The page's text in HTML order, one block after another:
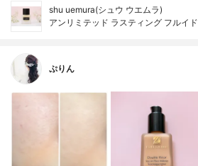
shu uemura(シュウ ウエムラ)
アンリミテッド ラスティング フルイド
ぷりん